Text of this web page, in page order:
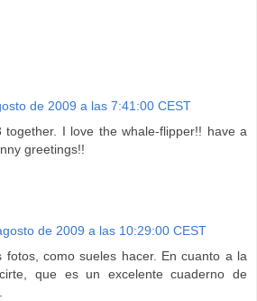
de 2009 a las 7:41:00 CEST
together. I love the whale-flipper!! have a
greetings!!
de 2009 a las 10:29:00 CEST
fotos, como sueles hacer. En cuanto a la
que es un excelente cuaderno de